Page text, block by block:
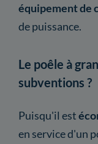
équipement de
de puissance.
Le poêle à
subventions ?
Puisqu'il est
en service d'un